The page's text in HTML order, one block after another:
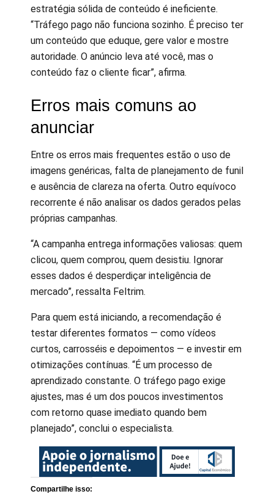
estratégia sólida de conteúdo é ineficiente.
“Tráfego pago não funciona sozinho. É preciso ter
um conteúdo que eduque, gere valor e mostre
autoridade. O anúncio leva até você, mas o
conteúdo faz o cliente ficar”, afirma.
Erros mais comuns ao
anunciar
Entre os erros mais frequentes estão o uso de
imagens genéricas, falta de planejamento de funil
e ausência de clareza na oferta. Outro equívoco
recorrente é não analisar os dados gerados pelas
próprias campanhas.
“A campanha entrega informações valiosas: quem
clicou, quem comprou, quem desistiu. Ignorar
esses dados é desperdiçar inteligência de
mercado”, ressalta Feltrim.
Para quem está iniciando, a recomendação é
testar diferentes formatos — como vídeos
curtos, carrosséis e depoimentos — e investir em
otimizações contínuas. “É um processo de
aprendizado constante. O tráfego pago exige
ajustes, mas é um dos poucos investimentos
com retorno quase imediato quando bem
planejado”, conclui o especialista.
Compartilhe isso: